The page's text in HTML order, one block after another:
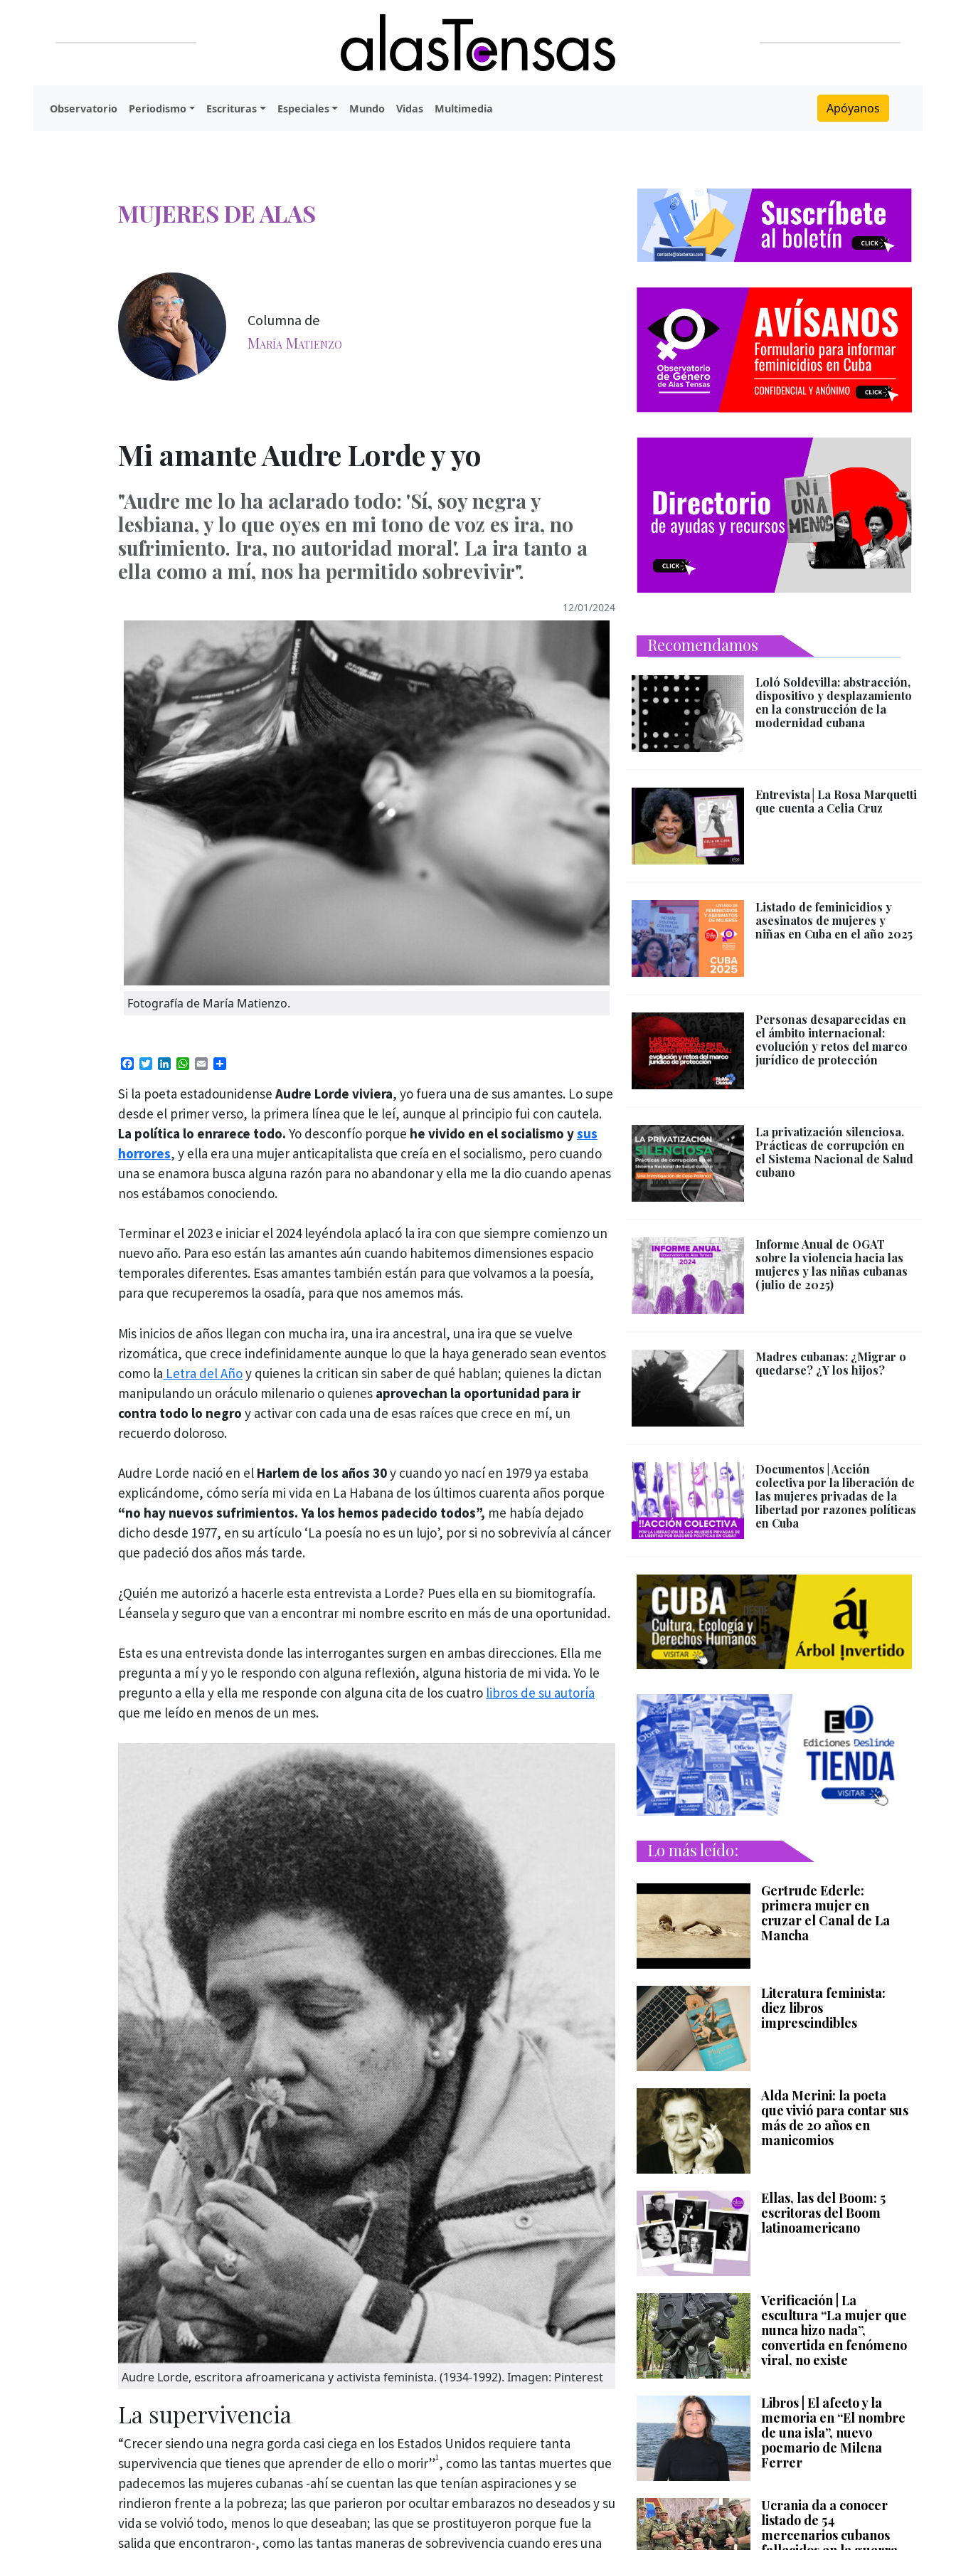
Observatorio Periodismo Escrituras Especiales Mundo Vidas Multimedia Apóyanos
MUJERES DE ALAS
Columna de
María Matienzo
Mi amante Audre Lorde y yo
"Audre me lo ha aclarado todo: 'Sí, soy negra y
lesbiana, y lo que oyes en mi tono de voz es ira, no
sufrimiento. Ira, no autoridad moral'. La ira tanto a
ella como a mí, nos ha permitido sobrevivir".
12/01/2024
Fotografía de María Matienzo.
Facebook
TwitterLinkedIn
WhatsApp
Email
Si la poeta estadounidenseAudre Lorde viviera, yo fuera una de sus amantes. Lo supe
desde el primer verso, la primera línea que le leí, aunque al principio fui con cautela.
La política lo enrarece todo. Yo desconfío porque he vivido en el socialismo ysus
horrores, y ella era una mujer anticapitalista que creía en el socialismo, pero cuando
una se enamora busca alguna razón para no abandonar y ella me la dio cuando apenas
nos estábamos conociendo.
Terminar el 2023 e iniciar el 2024 leyéndola aplacó la ira con que siempre comienzo un
nuevo año. Para eso están las amantes aún cuando habitemos dimensiones espacio
temporales diferentes. Esas amantes también están para que volvamos a la poesía,
para que recuperemos la osadía, para que nos amemos más.
Mis inicios de años llegan con mucha ira, una ira ancestral, una ira que se vuelve
rizomática, que crece indefinidamente aunque lo que la haya generado sean eventos
como la Letra del Añoy quienes la critican sin saber de qué hablan; quienes la dictan
manipulando un oráculo milenario o quienes aprovechan la oportunidad para ir
contra todo lo negroy activar con cada una de esas raíces que crece en mí, un
recuerdo doloroso.
Audre Lorde nació en el Harlem de los años 30y cuando yo nací en 1979 ya estaba
explicándome, cómo sería mi vida en La Habana de los últimos cuarenta años porque
“no hay nuevos sufrimientos. Ya los hemos padecido todos”, me había dejado
dicho desde 1977, en su artículo ‘La poesía no es un lujo’, por si no sobrevivía al cáncer
que padeció dos años más tarde.
¿Quién me autorizó a hacerle esta entrevista a Lorde? Pues ella en su biomitografía.
Léansela y seguro que van a encontrar mi nombre escrito en más de una oportunidad.
Esta es una entrevista donde las interrogantes surgen en ambas direcciones. Ella me
pregunta a mí y yo le respondo con alguna reflexión, alguna historia de mi vida. Yo le
pregunto a ella y ella me responde con alguna cita de los cuatro libros de su autoría
que me leído en menos de un mes.
Audre Lorde, escritora afroamericana y activista feminista. (1934-1992). Imagen: Pinterest
La supervivencia
“Crecer siendo una negra gorda casi ciega en los Estados Unidos requiere tanta
supervivencia que tienes que aprender de ello o morir”1 , como las tantas muertes que
padecemos las mujeres cubanas -ahí se cuentan las que tenían aspiraciones y se
rindieron frente a la pobreza; las que parieron por ocultar embarazos no deseados y su
vida se volvió todo, menos lo que deseaban; las que se prostituyeron porque fue la
salida que encontraron-, como las tantas maneras de sobrevivencia cuando eres una
Recomendamos
Loló Soldevilla: abstracción,
dispositivo y desplazamiento
en la construcción de la
modernidad cubana
Entrevista│La Rosa Marquetti
que cuenta a Celia Cruz
Listado de feminicidios y
asesinatos de mujeres y
niñas en Cuba en el año 2025
Personas desaparecidas en
el ámbito internacional:
evolución y retos del marco
jurídico de protección
La privatización silenciosa.
Prácticas de corrupción en
el Sistema Nacional de Salud
cubano
Informe Anual de OGAT
sobre la violencia hacia las
mujeres y las niñas cubanas
(julio de 2025)
Madres cubanas: ¿Migrar o
quedarse? ¿Y los hijos?
Documentos | Acción
colectiva por la liberación de
las mujeres privadas de la
libertad por razones políticas
en Cuba
Lo más leído:
Gertrude Ederle:
primera mujer en
cruzar el Canal de La
Mancha
Literatura feminista:
diez libros
imprescindibles
Alda Merini: la poeta
que vivió para contar sus
más de 20 años en
manicomios
Ellas, las del Boom: 5
escritoras del Boom
latinoamericano
Verificación | La
escultura “La mujer que
nunca hizo nada”,
convertida en fenómeno
viral, no existe
Libros | El afecto y la
memoria en “El nombre
de una isla”, nuevo
poemario de Milena
Ferrer
Ucrania da a conocer
listado de 54
mercenarios cubanos